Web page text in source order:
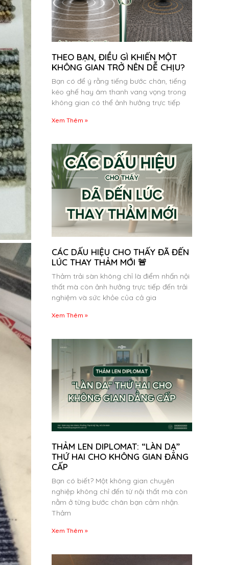
THEO BẠN, ĐIỀU GÌ KHIẾN MỘT
KHÔNG GIAN TRỞ NÊN DỄ CHỊU?
Bạn có để ý rằng tiếng bước chân, tiếng
kéo ghế hay âm thanh vang vọng trong
không gian có thể ảnh hưởng trực tiếp
Xem Thêm »
CÁC DẤU HIỆU CHO THẤY ĐÃ ĐẾN
LÚC THAY THẢM MỚI 🚨
Thảm trải sàn không chỉ là điểm nhấn nội
thất mà còn ảnh hưởng trực tiếp đến trải
nghiệm và sức khỏe của cả gia
Xem Thêm »
THẢM LEN DIPLOMAT: “LÀN DA”
THỨ HAI CHO KHÔNG GIAN ĐẲNG
CẤP
Bạn có biết? Một không gian chuyên
nghiệp không chỉ đến từ nội thất mà còn
nằm ở từng bước chân bạn cảm nhận.
Thảm
Xem Thêm »